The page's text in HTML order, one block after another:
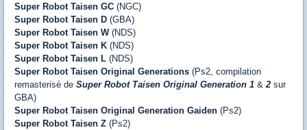
Super Robot Taisen GC (NGC)
Super Robot Taisen D (GBA)
Super Robot Taisen W(NDS)
Super Robot Taisen K (NDS)
Super Robot Taisen L (NDS)
Super Robot Taisen Original Generations (Ps2, compilation
remasterisé de Super Robot Taisen Original Generation 1 & 2 sur
GBA)
Super Robot Taisen Original Generation Gaiden (Ps2)
Super Robot Taisen Z (Ps2)